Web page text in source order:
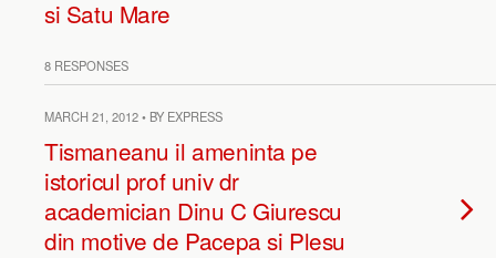
si Satu Mare
8 RESPONSES
MARCH 21, 2012 • BY EXPRESS
Tismaneanu il ameninta pe
istoricul prof univ dr
academician Dinu C Giurescu
din motive de Pacepa si Plesu